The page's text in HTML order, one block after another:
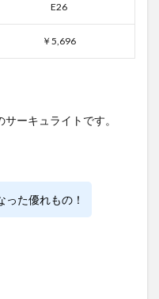
E26
￥5,696
ーキュライトです。
った優れもの！